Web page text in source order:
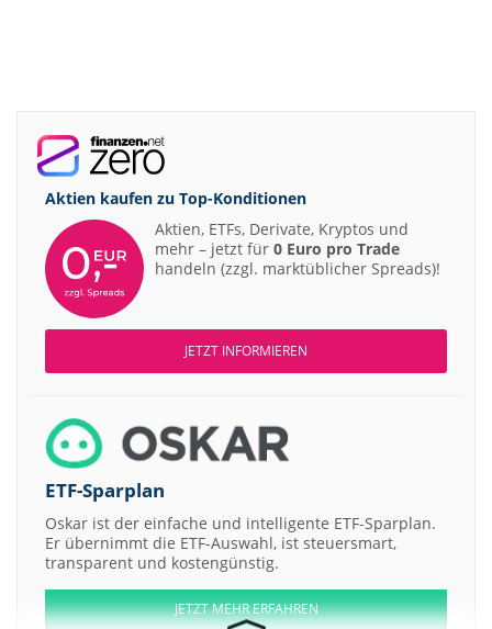
Aktien kaufen zu Top-Konditionen
Aktien, ETFs, Derivate, Kryptos und
mehr – jetzt für 0 Euro pro Trade
handeln (zzgl. marktüblicher Spreads)!
JETZT INFORMIEREN
ETF-Sparplan
Oskar ist der einfache und intelligente ETF-Sparplan.
Er übernimmt die ETF-Auswahl, ist steuersmart,
transparent und kostengünstig.
JETZT MEHR ERFAHREN